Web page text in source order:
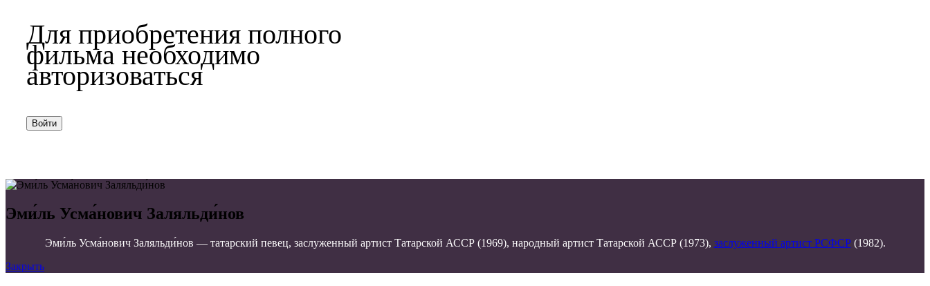
Для приобретения полного
фильма необходимо
авторизоваться
Войти
Эми́ль Усма́нович Заляльди́нов
Эми́ль Усма́нович Заляльди́нов — татарский певец, заслуженный артист Татарской АССР (1969), народный артист Татарской АССР (1973), заслуженный артист РСФСР(1982).
Закрыть